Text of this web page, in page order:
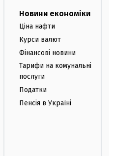
Новини економіки
Ціна нафти
Курси валют
Фінансові новини
Тарифи на комунальні
послуги
Податки
Пенсія в Україні